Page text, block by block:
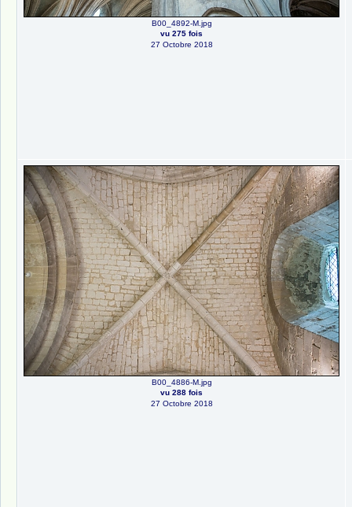
B00_4892-M.jpg
vu 275 fois
27 Octobre 2018
B00_4886-M.jpg
vu 288 fois
27 Octobre 2018